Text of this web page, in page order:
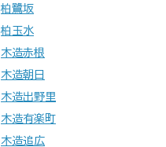
柏鷺坂
柏玉水
木造赤根
木造朝日
木造出野里
木造有楽町
木造追広